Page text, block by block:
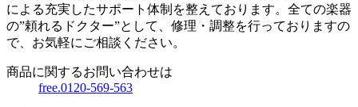
による充実したサポート体制を整えております。全ての楽器
の”頼れるドクター”として、修理・調整を行っておりますの
で、お気軽にご相談ください。
商品に関するお問い合わせは
free.0120-569-563